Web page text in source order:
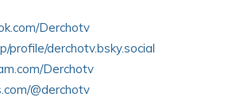
Derchotv
profile/derchotv.bsky.social
Derchotv
@derchotv